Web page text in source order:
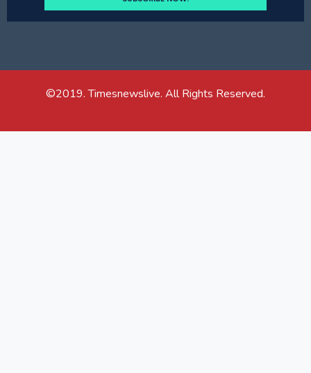
©2019. Timesnewslive. All Rights Reserved.